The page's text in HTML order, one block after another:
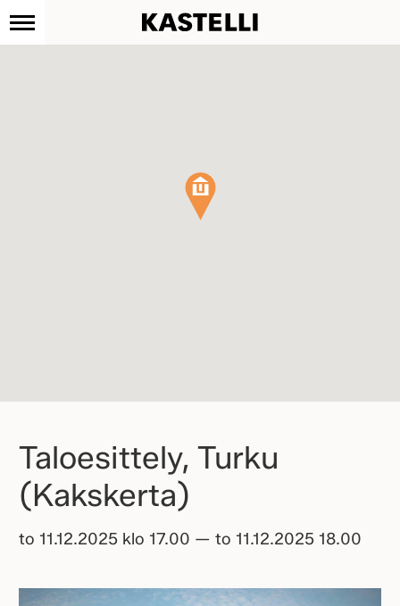
Kastelli
Taloesittely, Turku
(Kakskerta)
to 11.12.2025 klo 17.00 — to 11.12.2025 18.00